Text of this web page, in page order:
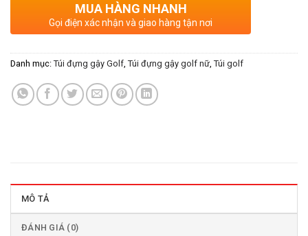
MUA HÀNG NHANH
Gọi điện xác nhận và giao hàng tận nơi
Danh mục: Túi đựng gậy Golf Túi đựng gậy golf nữ Túi golf
MÔ TẢ
ĐÁNH GIÁ (0)